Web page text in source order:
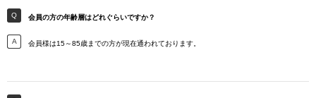
会員の方の年齢層はどれぐらいですか？
会員様は15～85歳までの方が現在通われております。